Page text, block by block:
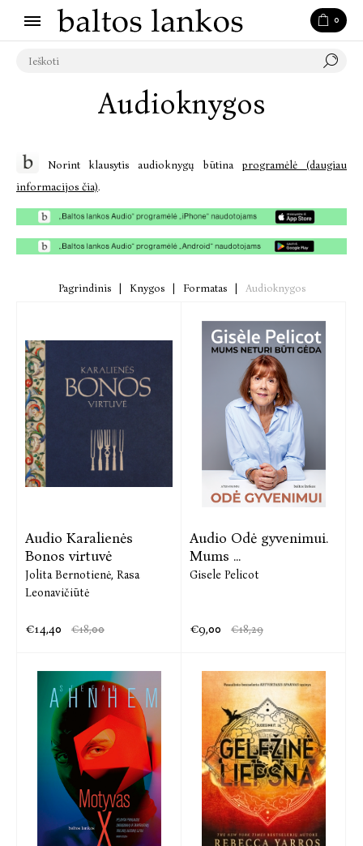
0
Audioknygos
Norint klausytis audioknygų būtina programėlė (daugiau
informacijos čia).
Pagrindinis Knygos Formatas Audioknygos
Audio Karalienės
Bonos virtuvė
Jolita Bernotienė, Rasa
Leonavičiūtė
€14,40 €18,00
Audio Odė gyvenimui.
Mums ...
Gisele Pelicot
€9,00 €18,29